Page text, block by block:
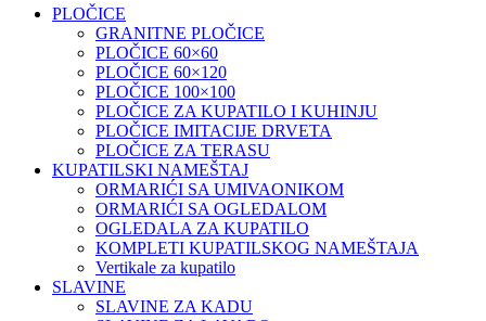
PLOČICE
GRANITNE PLOČICE
PLOČICE 60×60
PLOČICE 60×120
PLOČICE 100×100
PLOČICE ZA KUPATILO I KUHINJU
PLOČICE IMITACIJE DRVETA
PLOČICE ZA TERASU
KUPATILSKI NAMEŠTAJ
ORMARIĆI SA UMIVAONIKOM
ORMARIĆI SA OGLEDALOM
OGLEDALA ZA KUPATILO
KOMPLETI KUPATILSKOG NAMEŠTAJA
Vertikale za kupatilo
SLAVINE
SLAVINE ZA KADU